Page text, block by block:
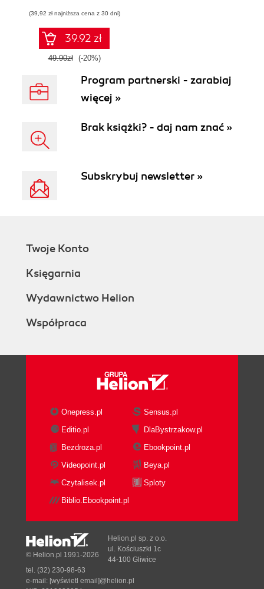
(39,92 zł najniższa cena z 30 dni)
39.92 zł
49.90zł (-20%)
Program partnerski - zarabiaj
więcej »
Brak książki? - daj nam znać »
Subskrybuj newsletter »
Twoje Konto
Księgarnia
Wydawnictwo Helion
Współpraca
Onepress.pl
Sensus.pl
Editio.pl
DlaBystrzakow.pl
Bezdroza.pl
Ebookpoint.pl
Videopoint.pl
Beya.pl
Czytalisek.pl
Sploty
Biblio.Ebookpoint.pl
© Helion.pl 1991-2026
Helion.pl sp. z o.o.
ul. Kościuszki 1c
44-100 Gliwice
tel. (32) 230-98-63
e-mail: [wyświetl email]@helion.pl